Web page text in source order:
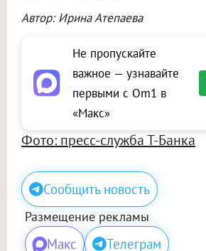
Автор: Ирина Атепаева
Не пропускайте
важное — узнавайте
первыми с Om1 в
«Макс»
Фото: пресс-служба Т-Банка
Сообщить новость
Размещение рекламы
Макс Телеграм